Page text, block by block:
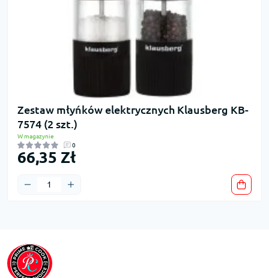
Zestaw młyńków elektrycznych Klausberg KB-
7574 (2 szt.)
W magazynie
0
66,35 Zł